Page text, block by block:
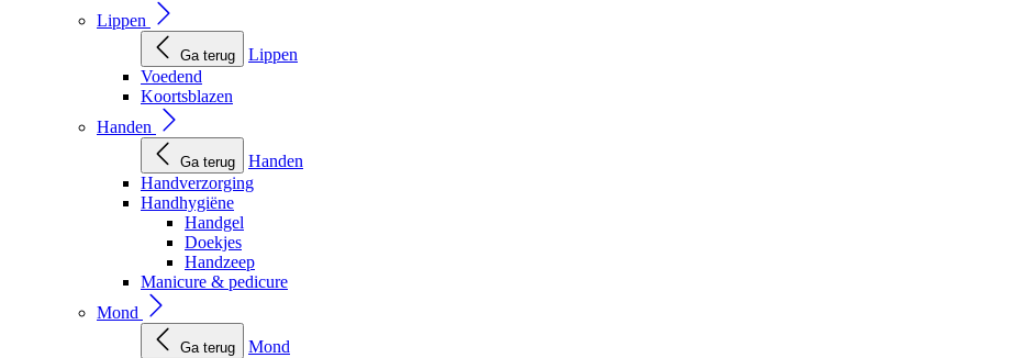
Lippen
Ga terug
Lippen
Voedend
Koortsblazen
Handen
Ga terug
Handen
Handverzorging
Handhygiëne
Handgel
Doekjes
Handzeep
Manicure & pedicure
Mond
Ga terug
Mond